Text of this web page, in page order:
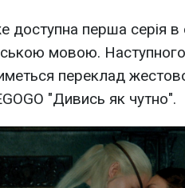
доступна перша серія в
мовою.
переклад
"Дивись як чутно".